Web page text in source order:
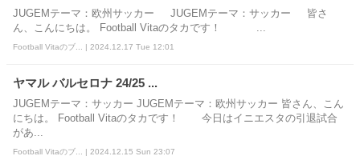
JUGEMテーマ：欧州サッカー JUGEMテーマ：サッカー 皆さ
ん、こんにちは。 Football Vitaのタカです！ ...
Football Vitaのブ... | 2024.12.17 Tue 12:01
ヤマル バルセロナ 24/25 ...
JUGEMテーマ：サッカー JUGEMテーマ：欧州サッカー 皆さん、こん
にちは。 Football Vitaのタカです！ 今日はイニエスタの引退試合
があ...
Football Vitaのブ... | 2024.12.15 Sun 23:07